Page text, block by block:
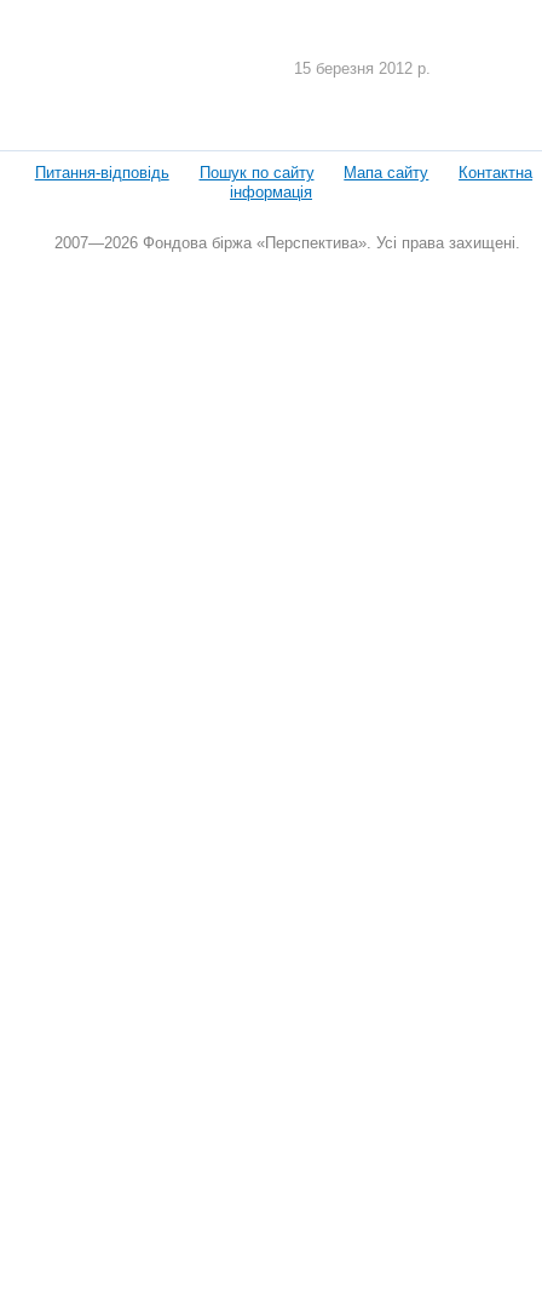
15 березня 2012 р.
Питання-відповідь Пошук по сайту Мапа сайту
Контактна
інформація
2007—2026 Фондова біржа «Перспектива». Усі права захищені.